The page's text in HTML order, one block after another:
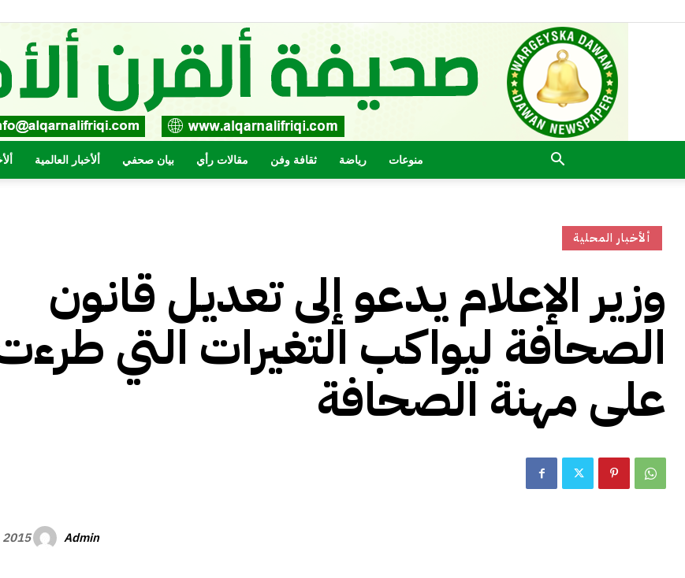
ألأخبار العالمية بيان صحفي مقالات رأي ثقافة وفن رياضة منوعات
ألأخبار المحلية
وزير الإعلام يدعو إلى تعديل قانون
الصحافة ليواكب التغيرات التي
على مهنة الصحافة
Admin